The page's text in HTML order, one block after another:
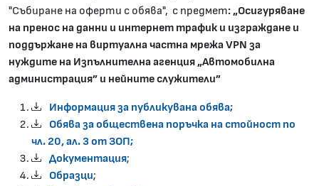
"Събиране на оферти с обява", с предмет: „Осигуряване
на пренос на данни и интернет трафик и изграждане и
поддържане на виртуална частна мрежа VPN за
нуждите на Изпълнителна агенция „Автомобилна
администрация” и нейните служители”
Информация за публикувана обява;
Обява за обществена поръчка на стойност по
чл. 20, ал. 3 от ЗОП;
Документация;
Образци;